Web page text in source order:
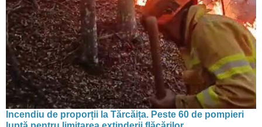
Incendiu de proporții la Tărcăița. Peste 60 de pompieri